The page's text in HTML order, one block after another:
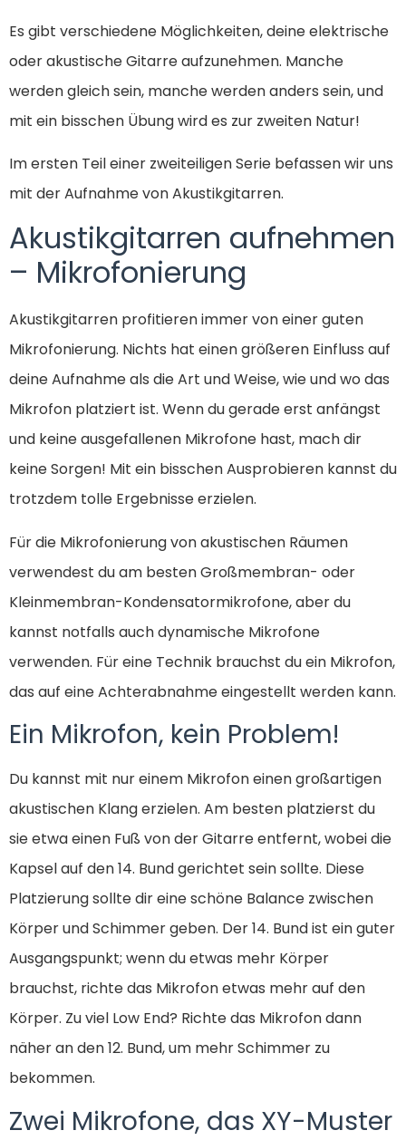
Es gibt verschiedene Möglichkeiten, deine elektrische
oder akustische Gitarre aufzunehmen. Manche
werden gleich sein, manche werden anders sein, und
mit ein bisschen Übung wird es zur zweiten Natur!
Im ersten Teil einer zweiteiligen Serie befassen wir uns
mit der Aufnahme von Akustikgitarren.
Akustikgitarren aufnehmen
– Mikrofonierung
Akustikgitarren profitieren immer von einer guten
Mikrofonierung. Nichts hat einen größeren Einfluss auf
deine Aufnahme als die Art und Weise, wie und wo das
Mikrofon platziert ist. Wenn du gerade erst anfängst
und keine ausgefallenen Mikrofone hast, mach dir
keine Sorgen! Mit ein bisschen Ausprobieren kannst du
trotzdem tolle Ergebnisse erzielen.
Für die Mikrofonierung von akustischen Räumen
verwendest du am besten Großmembran- oder
Kleinmembran-Kondensatormikrofone, aber du
kannst notfalls auch dynamische Mikrofone
verwenden. Für eine Technik brauchst du ein Mikrofon,
das auf eine Achterabnahme eingestellt werden kann.
Ein Mikrofon, kein Problem!
Du kannst mit nur einem Mikrofon einen großartigen
akustischen Klang erzielen. Am besten platzierst du
sie etwa einen Fuß von der Gitarre entfernt, wobei die
Kapsel auf den 14. Bund gerichtet sein sollte. Diese
Platzierung sollte dir eine schöne Balance zwischen
Körper und Schimmer geben. Der 14. Bund ist ein guter
Ausgangspunkt; wenn du etwas mehr Körper
brauchst, richte das Mikrofon etwas mehr auf den
Körper. Zu viel Low End? Richte das Mikrofon dann
näher an den 12. Bund, um mehr Schimmer zu
bekommen.
Zwei Mikrofone, das XY-Muster